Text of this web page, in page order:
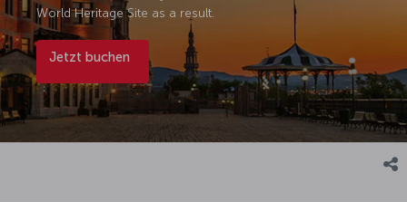
World Heritage Site as a result.
Jetzt buchen